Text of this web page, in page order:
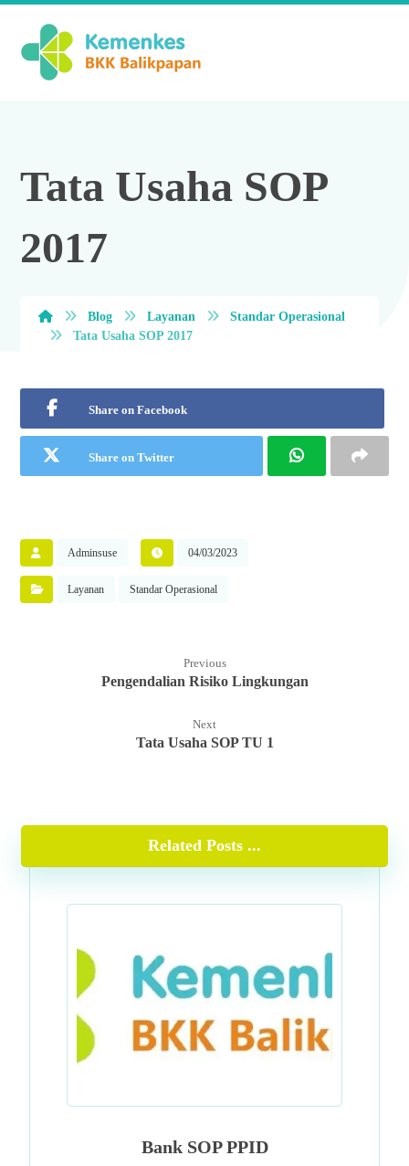
Tata Usaha SOP
2017
Blog Layanan
Standar Operasional
Tata Usaha SOP 2017
Share on Facebook
Share on Twitter
Adminsuse 04/03/2023
Layanan Standar Operasional
Previous
Pengendalian Risiko Lingkungan
Next
Tata Usaha SOP TU 1
Related Posts ...
Bank SOP PPID